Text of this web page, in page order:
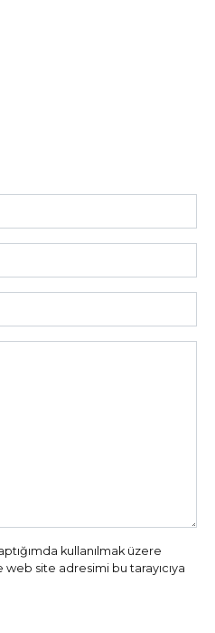
kullanılmak üzere
web site adresimi bu tarayıcıya